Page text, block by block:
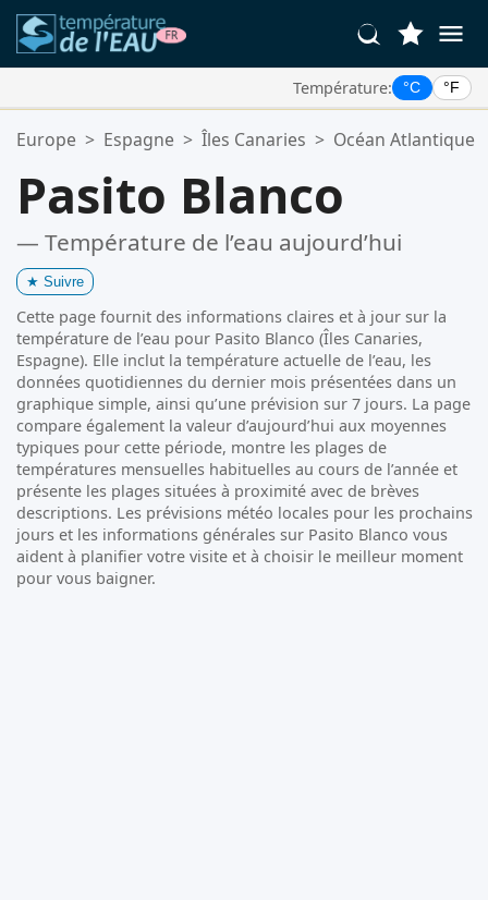
Température: °C °F
Vos Lieux Favoris:
Europe > Espagne > Îles Canaries > Océan Atlantique
Pasito Blanco
— Température de l’eau aujourd’hui
★ Suivre
Cette page fournit des informations claires et à jour sur la
température de l’eau pour Pasito Blanco (Îles Canaries,
Espagne). Elle inclut la température actuelle de l’eau, les
données quotidiennes du dernier mois présentées dans un
graphique simple, ainsi qu’une prévision sur 7 jours. La page
compare également la valeur d’aujourd’hui aux moyennes
typiques pour cette période, montre les plages de
températures mensuelles habituelles au cours de l’année et
présente les plages situées à proximité avec de brèves
descriptions. Les prévisions météo locales pour les prochains
jours et les informations générales sur Pasito Blanco vous
aident à planifier votre visite et à choisir le meilleur moment
pour vous baigner.